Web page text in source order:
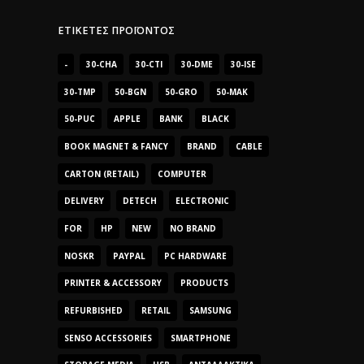
ΕΤΙΚΈΤΕΣ ΠΡΟΪΌΝΤΟΣ
- 30-CHA 30-CTI 30-DME 30-ISE
30-TMP 50-BGN 50-GRO 50-MAK
50-PUC APPLE BANK BLACK
BOOK MAGNET & FANCY BRAND CABLE
CARTON (RETAIL) COMPUTER
DELIVERY DETECH ELECTRONIC
FOR HP NEW NO BRAND
NOSKR PAYPAL PC HARDWARE
PRINTER & ACCESSORY PRODUCTS
REFURBISHED RETAIL SAMSUNG
SENSO ACCESSORIES SMARTPHONE